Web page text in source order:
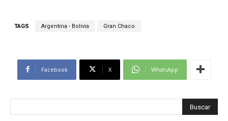
TAGS Argentina - Bolivia Gran Chaco
Facebook X WhatsApp